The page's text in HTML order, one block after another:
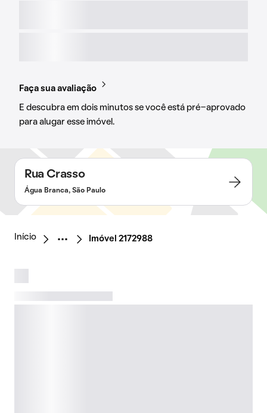
Faça sua avaliação
E descubra em dois minutos se você está pré-aprovado
para alugar esse imóvel.
Rua Crasso
Água Branca, São Paulo
Início Imóvel 2172988